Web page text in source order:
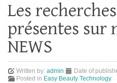
Les
présentes sur
NEWS
Written by: admin Date of
Posted in Easy Beauty Technology